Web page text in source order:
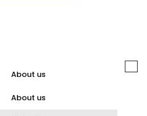
About us
About us